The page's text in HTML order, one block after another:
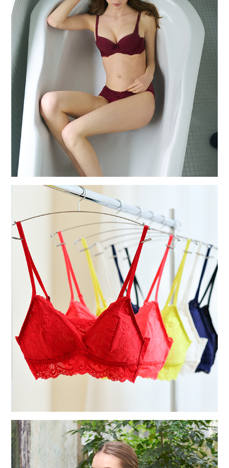
2022.5.10
5/15(ＳUN)23：00 やっと出会えた肌にシンクロするフィットイン
ナーサラコレクション をショップチャンネルでオンエアー
2022.1.27
東京インナーナショナル ギフト・ショー春2022（2月8.9.10日開催）
に出展を予定していましたが、コロナウイルス感染が拡大しているた
め 弊社の出展を中止することと致しました。
2021.11.17
東京インナーナショナル ギフト・ショー春2022（2月8.9.10日開催）
に出展致します
2021.6.25
7/10(SAT) サラコレクションブラックレーベルがショップチャンネル
でオンエアー！